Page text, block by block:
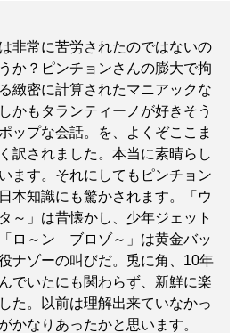
非常に苦労されたのではないの
か？ピンチョンさんの膨大で拘
緻密に計算されたマニアックな
かもタランティーノが好きそう
ップな会話。を、よくぞここま
訳されました。本当に素晴らし
ます。それにしてもピンチョン
本知識にも驚かされます。「ウ
～」は昔懐かし、少年ジェット
ロ～ン ブロゾ～」は黄金バッ
ナゾーの叫びだ。兎に角、10年
でいたにも関わらず、新鮮に楽
た。以前は理解出来ていなかっ
かなりあったかと思います。